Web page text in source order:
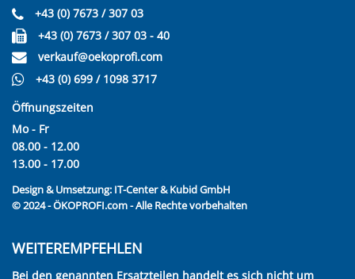
+43 (0) 7673 / 307 03
+43 (0) 7673 / 307 03 - 40
verkauf@oekoprofi.com
+43 (0) 699 / 1098 3717
Öffnungszeiten
Mo - Fr
08.00 - 12.00
13.00 - 17.00
Design & Umsetzung: IT-Center & Kubid GmbH
© 2024 - ÖKOPROFI.com - Alle Rechte vorbehalten
WEITEREMPFEHLEN
Bei den genannten Ersatzteilen handelt es sich nicht um